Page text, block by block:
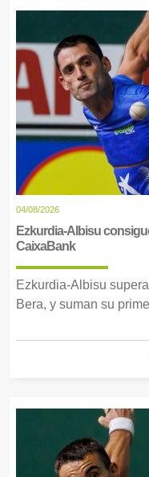
04/08/2026
Ezkurdia-Albisu
CaixaBank
Ezkurdia-Albisu
Bera, y suman su